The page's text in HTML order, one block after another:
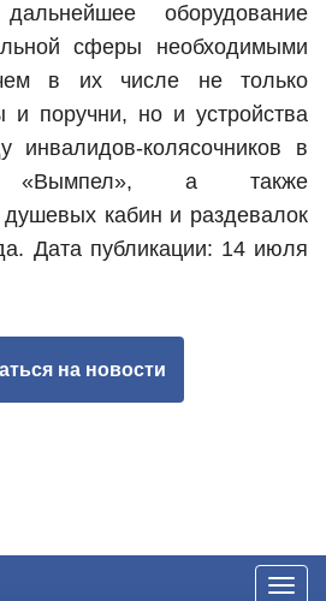
дальнейшее оборудование
сферы необходимыми
в их числе не только
и поручни, но и устройства
инвалидов-колясочников в
а также
кабин и раздевалок
Дата публикации: 14 июля
на новости